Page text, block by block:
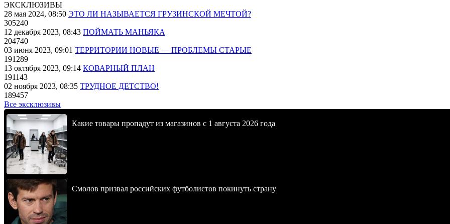
ЭКСКЛЮЗИВЫ
28 мая 2024, 08:50 ЭТО ЛИ НАЗЫВАЕТСЯ ГРУЗИНСКОЙ МЕЧТОЙ?
305240
12 декабря 2023, 08:43 ПОЙМАТЬ МАНЬЯКА
204740
03 июня 2023, 09:01 ТЕРРИТОРИИ НОВЫЕ — ПРОБЛЕМЫ СТАРЫЕ
191289
13 октября 2023, 09:14 КОВАРНЫЙ ПЛАН
191143
02 ноября 2023, 08:35 ТРУДНОЕ ДЕТСТВО!
189457
Все эксклюзивы
Какие товары пропадут из магазинов с 1 августа 2026 года
Смолов призвал российских футболистов покинуть страну